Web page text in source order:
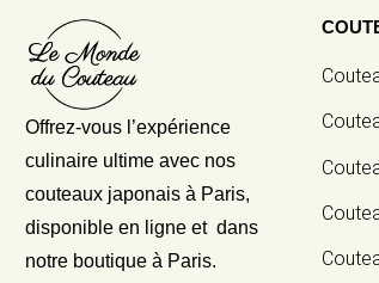
Offrez-vous l’expérience
culinaire ultime avec nos
couteaux japonais à Paris,
disponible en ligne et dans
notre boutique à Paris.